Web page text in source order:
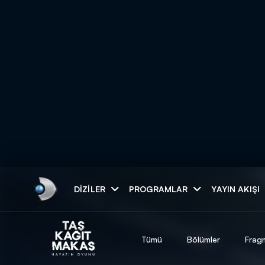
DIZILER PROGRAMLAR YAYIN AKIŞI
Tümü Bölümler